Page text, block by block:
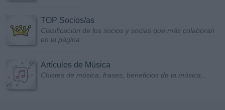
TOP Socios/as
Clasificación de los socios y socias que más colaboran
en la página
Artículos de Música
Chistes de música, frases, beneficios de la música...